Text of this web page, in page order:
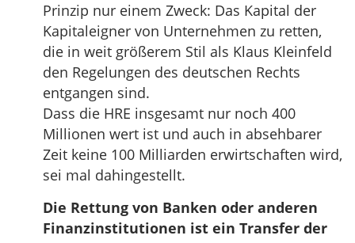
Prinzip nur einem Zweck: Das Kapital der
Kapitaleigner von Unternehmen zu retten,
die in weit größerem Stil als Klaus Kleinfeld
den Regelungen des deutschen Rechts
entgangen sind.
Dass die HRE insgesamt nur noch 400
Millionen wert ist und auch in absehbarer
Zeit keine 100 Milliarden erwirtschaften wird,
sei mal dahingestellt.
Die Rettung von Banken oder anderen
Finanzinstitutionen ist ein Transfer der